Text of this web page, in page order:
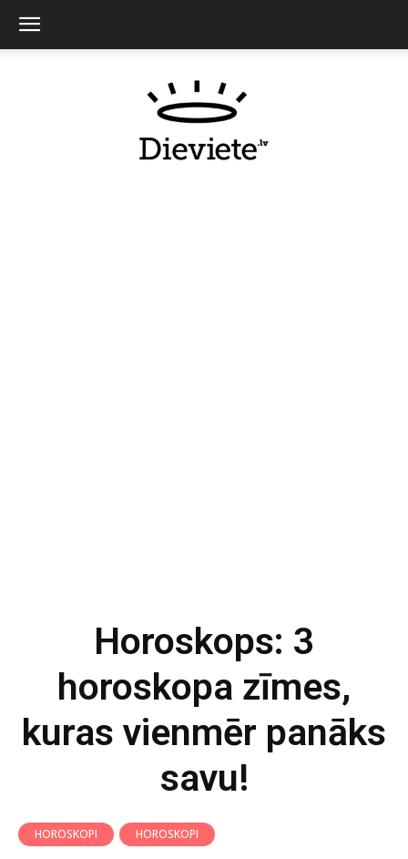
Horoskops: 3
horoskopa zīmes,
kuras vienmēr panāks
savu!
HOROSKOPI
HOROSKOPI